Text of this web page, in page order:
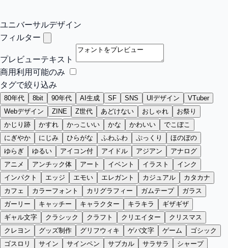
ユニバーサルデザイン
フィルター
プレビューテキスト
商用利用可能のみ
タグで絞り込み
80年代 8bit 90年代 AI生成 SF SNS UIデザイン
VTuber
Webデザイン
ZINE Z世代 あどけない おしゃれ
お祭り
かじり跡
かすれ かっこいい かな かわいい
でこぼこ
にぎやか
にじみ ひらがな ふわふわ ぷっくり
ほのぼの
ゆらぎ
ゆるい アイコン付 アイドル アジアン
アナログ
アニメ
アンチック体 アート イベント イラスト
インク
インパクト
エッジ エモい エレガント カジュアル
カタカナ
カフェ
カラーフォント カリグラフィー ガムテープ
ガラス
ガーリー
キャッチー キャラクター キラキラ
ギザギザ
ギャル文字
クラシック クラフト クリエイター
クリスマス
クレヨン
グッズ制作 グリフウィキ ゲバ文字 ゲーム
ゴシック
ゴスロリ
サイン サインペン サブカル サラサラ
シャープ